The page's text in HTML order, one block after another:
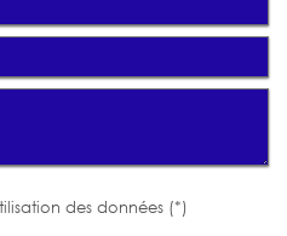
des données (*)